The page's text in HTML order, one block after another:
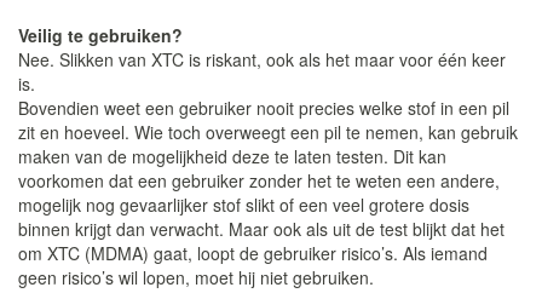
Veilig te gebruiken?
Nee. Slikken van XTC is riskant, ook als het maar voor één keer
is.
Bovendien weet een gebruiker nooit precies welke stof in een pil
zit en hoeveel. Wie toch overweegt een pil te nemen, kan gebruik
maken van de mogelijkheid deze te laten testen. Dit kan
voorkomen dat een gebruiker zonder het te weten een andere,
mogelijk nog gevaarlijker stof slikt of een veel grotere dosis
binnen krijgt dan verwacht. Maar ook als uit de test blijkt dat het
om XTC (MDMA) gaat, loopt de gebruiker risico’s. Als iemand
geen risico’s wil lopen, moet hij niet gebruiken.